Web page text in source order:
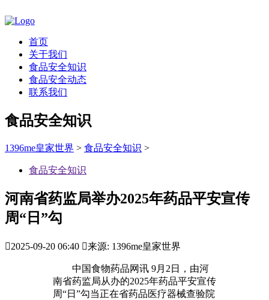
首页
关于我们
食品安全知识
食品安全动态
联系我们
食品安全知识
1396me皇家世界 > 食品安全知识 >
食品安全知识
河南省药监局举办2025年药品平安宣传
周“日”勾
2025-09-20 06:40 来源: 1396me皇家世界
中国食物药品网讯 9月2日，由河
南省药监局从办的2025年药品平安宣传
周“日”勾当正在省药品医疗器械查验院